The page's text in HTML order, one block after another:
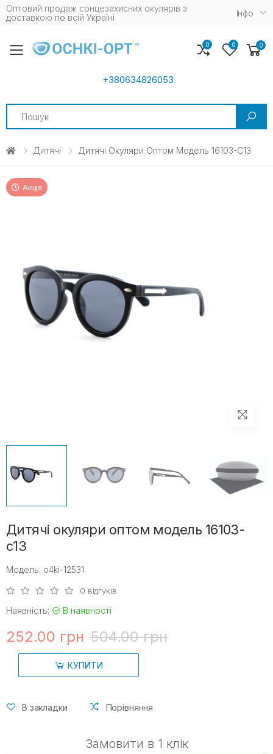
Оптовий продаж сонцезахисних окулярів з
доставкою по всій Україні
Iнфо
Toggle mobile menu
+380634826053
Search
0 0 0
Дитячі Дитячі Окуляри Оптом Модель 16103-С13
Акція
Дитячі окуляри оптом модель 16103-
с13
Модель: o4ki-12531
0 відгуків
Наявність: В наявності
252.00 грн 504.00 грн
КУПИТИ
В закладки Порівняння
Замовити в 1 клік